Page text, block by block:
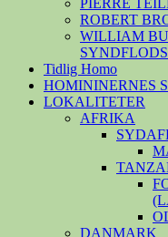
ROBERT
WILLIAM
Tidlig Homo
HOMININERNES
LOKALITETER
AFRIKA
DANMARK